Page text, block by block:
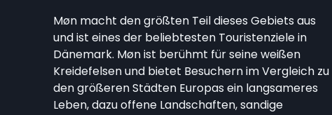
Møn macht den größten Teil dieses Gebiets aus
und ist eines der beliebtesten Touristenziele in
Dänemark. Møn ist berühmt für seine weißen
Kreidefelsen und bietet Besuchern im Vergleich zu
den größeren Städten Europas ein langsameres
Leben, dazu offene Landschaften, sandige